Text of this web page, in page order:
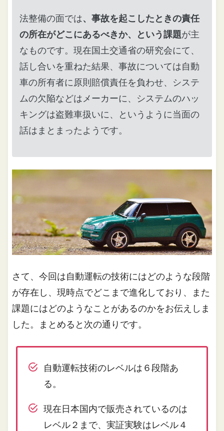
法整備の面では、事故を起こしたときの責任
の所在がどこにあるべきか、という課題が主
なものです。現在国土交通省の研究会にて、
話し合いを重ねた結果、事故については自動
車の所有者に原則賠償責任を負わせ、システ
ムの欠陥などはメーカーに、システムのハッ
キングは盗難車扱いに、というように当面の
話はまとまったようです。
さて、今回は自動運転の技術にはどのような段階
が存在し、現時点でどこまで進化しており、また
課題にはどのようなことがあるのかをお伝えしま
した。まとめると次の通りです。
自動運転技術のレベルは６段階あ
る。
現在日本国内で販売されているのは
レベル２まで、実証実験はレベル４